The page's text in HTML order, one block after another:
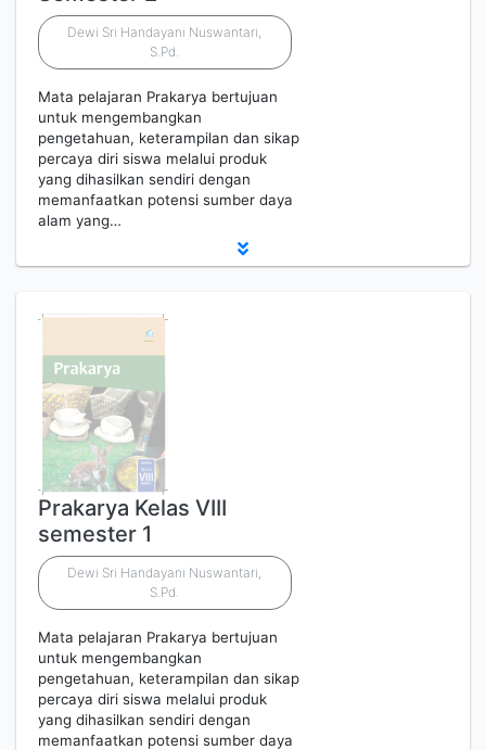
Dewi Sri Handayani Nuswantari,
S.Pd.
Mata pelajaran Prakarya bertujuan
untuk mengembangkan
pengetahuan, keterampilan dan sikap
percaya diri siswa melalui produk
yang dihasilkan sendiri dengan
memanfaatkan potensi sumber daya
alam yang…
Prakarya Kelas VIII
semester 1
Dewi Sri Handayani Nuswantari,
S.Pd.
Mata pelajaran Prakarya bertujuan
untuk mengembangkan
pengetahuan, keterampilan dan sikap
percaya diri siswa melalui produk
yang dihasilkan sendiri dengan
memanfaatkan potensi sumber daya